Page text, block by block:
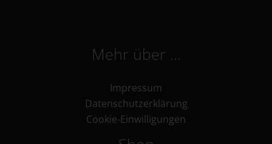
Mehr über …
Impressum
Datenschutzerklärung
Cookie-Einwilligungen